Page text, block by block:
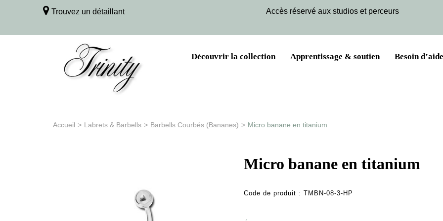
Trouvez un détaillant Accès réservé aux studios et perceurs
Découvrir la collection Apprentissage & soutien Besoin
Accueil > Labrets & Barbells > Barbells Courbés (Bananes) > Micro banane en titanium
Micro banane en titanium
Code de produit : TMBN-08-3-HP